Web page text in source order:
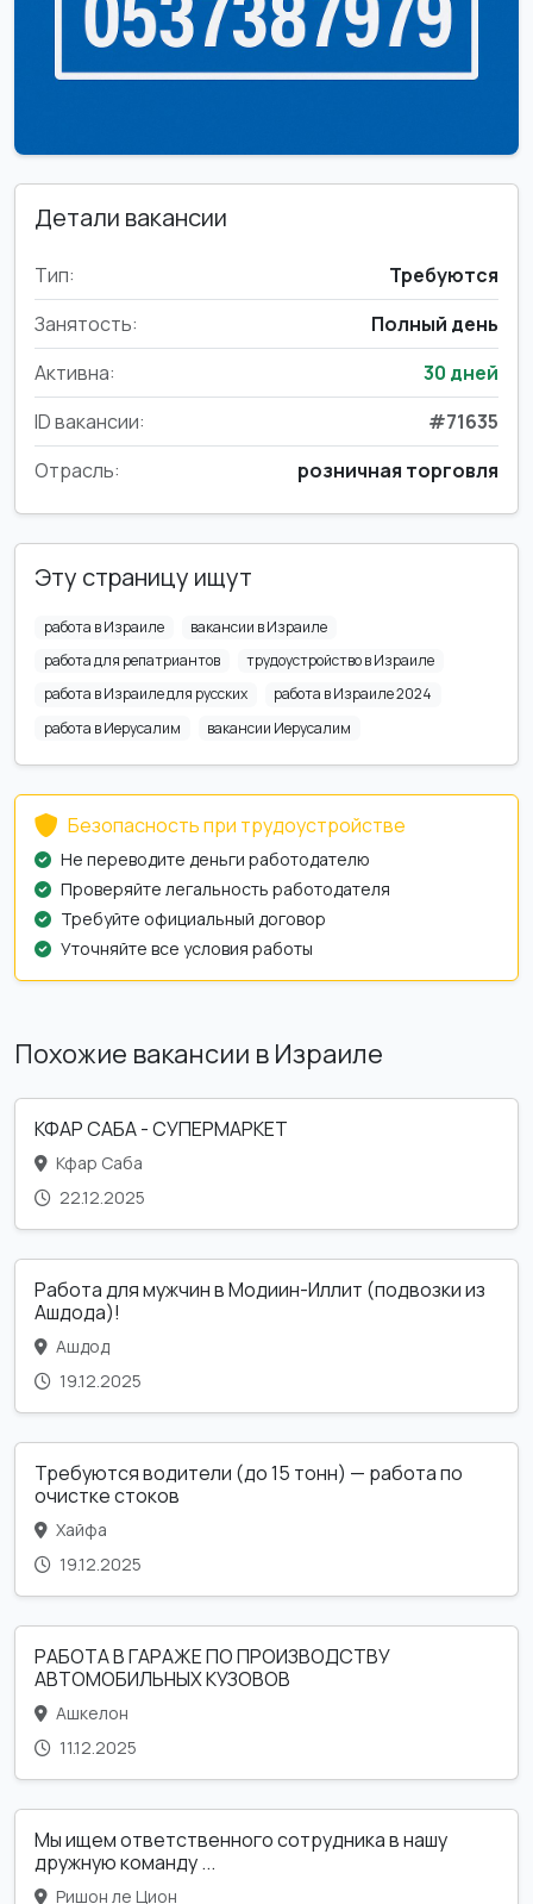
Детали вакансии
Тип:
Требуются
Занятость:
Полный день
Активна:
30 дней
ID вакансии:
#71635
Отрасль:
розничная торговля
Эту страницу ищут
работа в Израиле
вакансии в Израиле
работа для репатриантов
трудоустройство в Израиле
работа в Израиле для русских
работа в Израиле 2024
работа в Иерусалим
вакансии Иерусалим
Безопасность при трудоустройстве
Не переводите деньги работодателю
Проверяйте легальность работодателя
Требуйте официальный договор
Уточняйте все условия работы
Похожие вакансии в Израиле
КФАР САБА - СУПЕРМАРКЕТ
Кфар Саба
22.12.2025
Работа для мужчин в Модиин-Иллит (подвозки из
Ашдода)!
Ашдод
19.12.2025
Требуются водители (до 15 тонн) — работа по
очистке стоков
Хайфа
19.12.2025
РАБОТА В ГАРАЖЕ ПО ПРОИЗВОДСТВУ
АВТОМОБИЛЬНЫХ КУЗОВОВ
Ашкелон
11.12.2025
Мы ищем ответственного сотрудника в нашу
дружную команду ...
Ришон ле Цион